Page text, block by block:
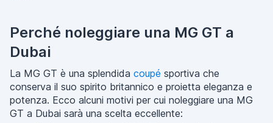
Perché noleggiare una MG GT a
Dubai
La MG GT è una splendida coupé sportiva che
conserva il suo spirito britannico e proietta eleganza e
potenza. Ecco alcuni motivi per cui noleggiare una MG
GT a Dubai sarà una scelta eccellente: